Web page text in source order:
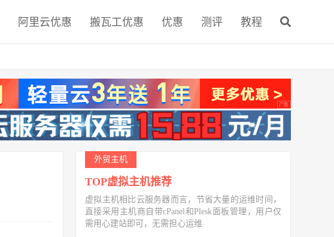
阿里云优惠 搬瓦工优惠 优惠 测评 教程
外贸主机
TOP虚拟主机推荐
虚拟主机相比云服务器而言，节省大量的运维时间，
直接采用主机商自带cPanel和Plesk面板管理，用户仅
需用心建站即可，无需担心运维